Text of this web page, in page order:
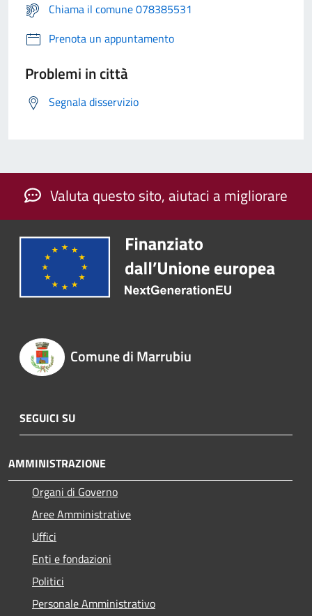
Chiama il comune 078385531
Prenota un appuntamento
Problemi in città
Segnala disservizio
Valuta questo sito, aiutaci a migliorare
Comune di Marrubiu
SEGUICI SU
AMMINISTRAZIONE
Organi di Governo
Aree Amministrative
Uffici
Enti e fondazioni
Politici
Personale Amministrativo